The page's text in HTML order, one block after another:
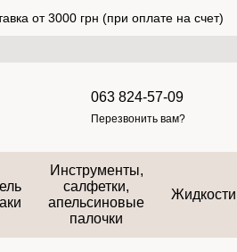
от 3000 грн (при оплате на счет)
063 824-57-09
Перезвонить вам?
Инструменты,
салфетки,
апельсиновые
палочки
Жидкости